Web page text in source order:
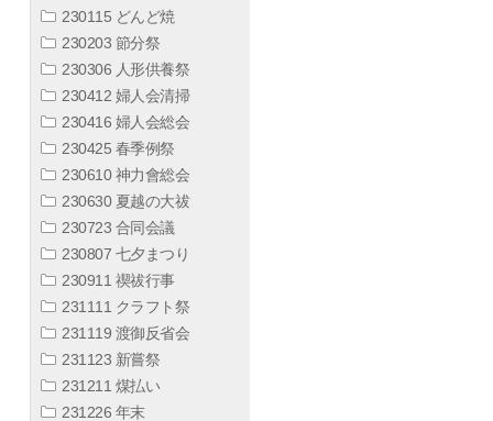
230115 どんど焼
230203 節分祭
230306 人形供養祭
230412 婦人会清掃
230416 婦人会総会
230425 春季例祭
230610 神力會総会
230630 夏越の大祓
230723 合同会議
230807 七夕まつり
230911 禊祓行事
231111 クラフト祭
231119 渡御反省会
231123 新嘗祭
231211 煤払い
231226 年末